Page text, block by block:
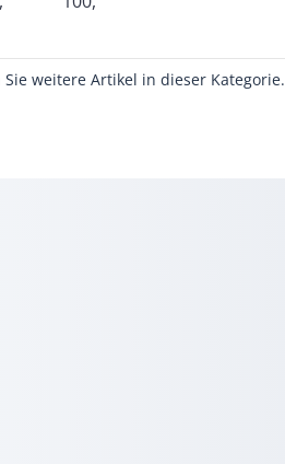
weitere Artikel in dieser Kategorie.